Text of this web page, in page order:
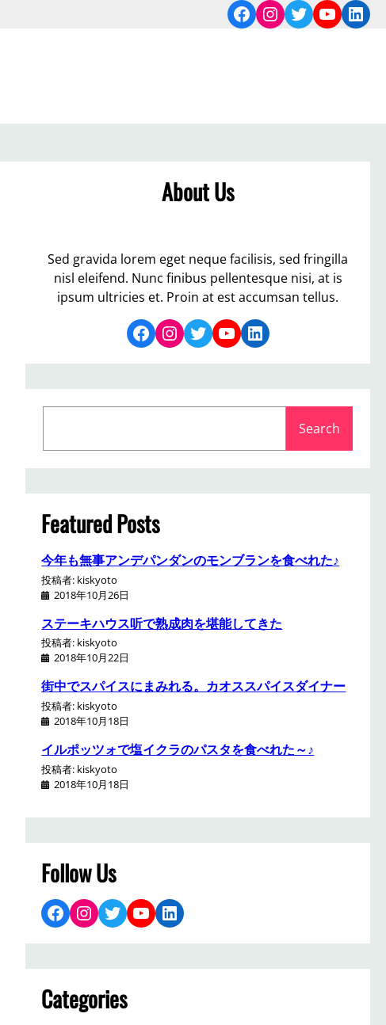
Facebook
Instagram
Twitter
About Us
Sed gravida lorem eget neque facilisis, sed fringilla
nisl eleifend. Nunc finibus pellentesque nisi, at is
ipsum ultricies et. Proin at est accumsan tellus.
Facebook Instagram Twitter YouTube LinkedIn
a
r
c
h
Search
Featured Posts
今年も無事アンデパンダンのモンブランを食べれた♪
投稿者: kiskyoto
2018年10月26日
ステーキハウス听で熟成肉を堪能してきた
投稿者: kiskyoto
2018年10月22日
街中でスパイスにまみれる。カオススパイスダイナー
投稿者: kiskyoto
2018年10月18日
イルポッツォで塩イクラのパスタを食べれた～♪
投稿者: kiskyoto
2018年10月18日
Follow Us
Facebook Instagram Twitter YouTube LinkedIn
Categories